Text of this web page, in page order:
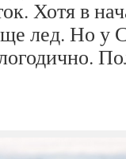
Хотя в
лед. Но у